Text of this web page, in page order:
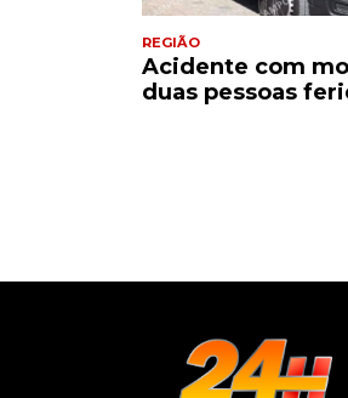
REGIÃO
Acidente com
duas pessoas